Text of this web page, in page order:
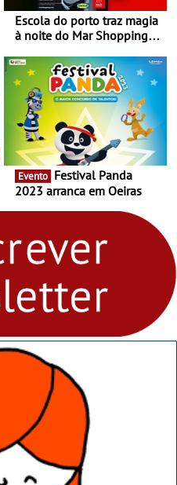
Escola do porto traz magia
à noite do Mar Shopping
29 de abril, às 21h00
Evento
2023 arranca em Oeiras